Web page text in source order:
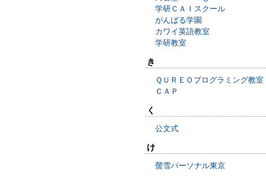
学研ＣＡＩスクール
がんばる学園
カワイ英語教室
学研教室
き
ＱＵＲＥＯプログラミング教室
ＣＡＰ
く
公文式
け
螢雪パーソナル東京